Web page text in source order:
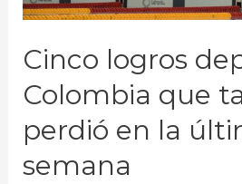
Cinco logros
Colombia que
perdió en la
semana